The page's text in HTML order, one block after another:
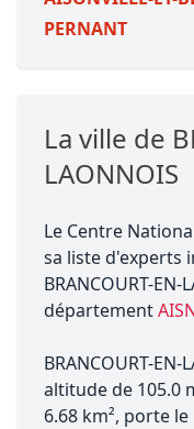
PERNANT
La ville de
LAONNOIS
Le Centre
sa liste d'experts
BRANCOURT-
département
BRANCOURT-
altitude de 105.0
6.68 km², porte